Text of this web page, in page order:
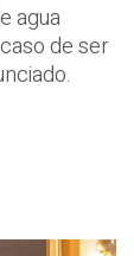
agua
de ser